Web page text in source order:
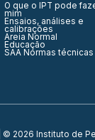
O que o IPT pode
mim
Ensaios, análises e
calibrações
Areia Normal
Educação
SAA Normas técnicas
| © 2026 Instituto de